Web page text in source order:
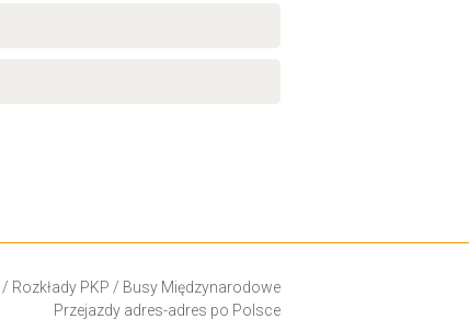
/ Rozkłady PKP / Busy Międzynarodowe
Przejazdy adres-adres po Polsce